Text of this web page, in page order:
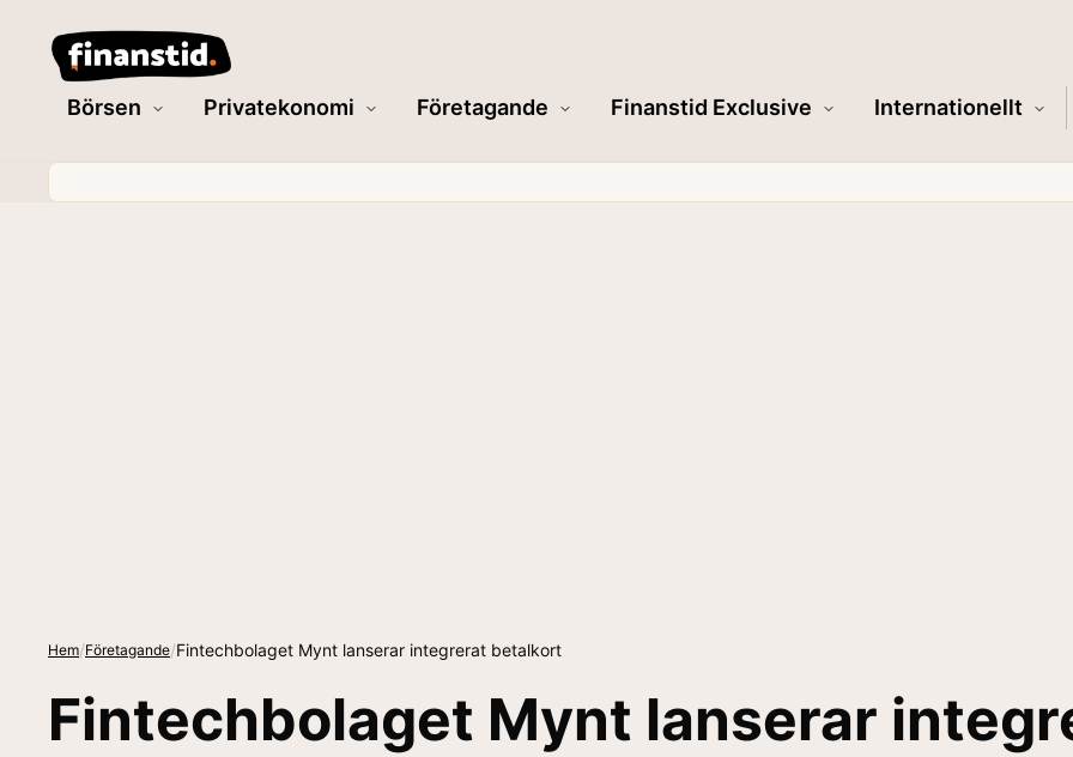
Börsen Privatekonomi Företagande Finanstid Exclusive Internationellt
Hem/Företagande/Fintechbolaget Mynt lanserar integrerat betalkort
Fintechbolaget Mynt lanserar